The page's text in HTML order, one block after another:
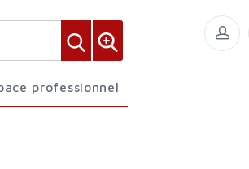
professionnel